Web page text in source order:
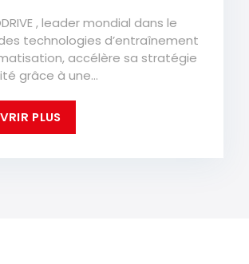
, leader mondial dans le
technologies d’entraînement
accélère sa stratégie
grâce à une...
PLUS